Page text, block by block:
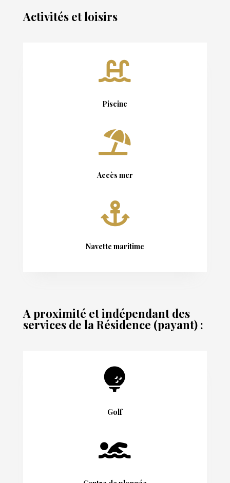
Activités et loisirs

Piscine

Accès mer

Navette maritime
A proximité et indépendant des
services de la Résidence (payant) :

Golf
